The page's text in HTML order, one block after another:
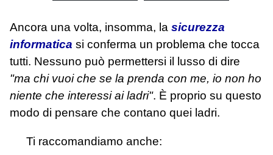
Ancora una volta, insomma, la sicurezza
informatica si conferma un problema che tocca
tutti. Nessuno può permettersi il lusso di dire
"ma chi vuoi che se la prenda con me, io non ho
niente che interessi ai ladri". È proprio su questo
modo di pensare che contano quei ladri.
Ti raccomandiamo anche: